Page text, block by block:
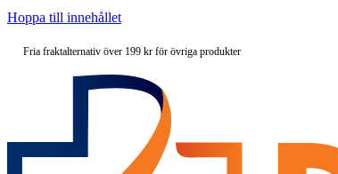
Hoppa till innehållet
Fria fraktalternativ över 199 kr för övriga produkter